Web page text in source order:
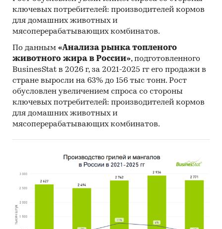
Категории: Россия
Школы программирования для детей
ключевых потребителей: производителей кормов
для домашних животных и
мясоперерабатывающих комбинатов.
По данным «Анализа рынка топленого
животного жира в России», подготовленного
BusinesStat в 2026 г, за 2021-2025 гг его продажи в
стране выросли на 63% до 156 тыс тонн. Рост
обусловлен увеличением спроса со стороны
ключевых потребителей: производителей кормов
для домашних животных и
мясоперерабатывающих комбинатов.